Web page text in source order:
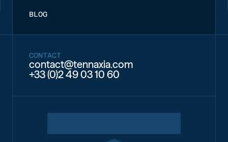
BLOG
CONTACT
contact@tennaxia.com
+33 (0)2 49 03 10 60